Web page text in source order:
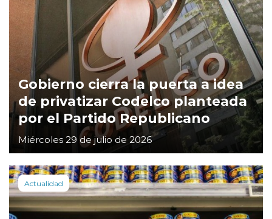
Gobierno cierra la puerta a idea
de privatizar Codelco planteada
por el Partido Republicano
Miércoles 29 de julio de 2026
Actualidad